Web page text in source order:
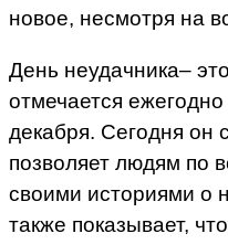
новое, несмотря на
День неудачника–
отмечается
декабря. Сегодня
позволяет людям по
своими историями о
также показывает,